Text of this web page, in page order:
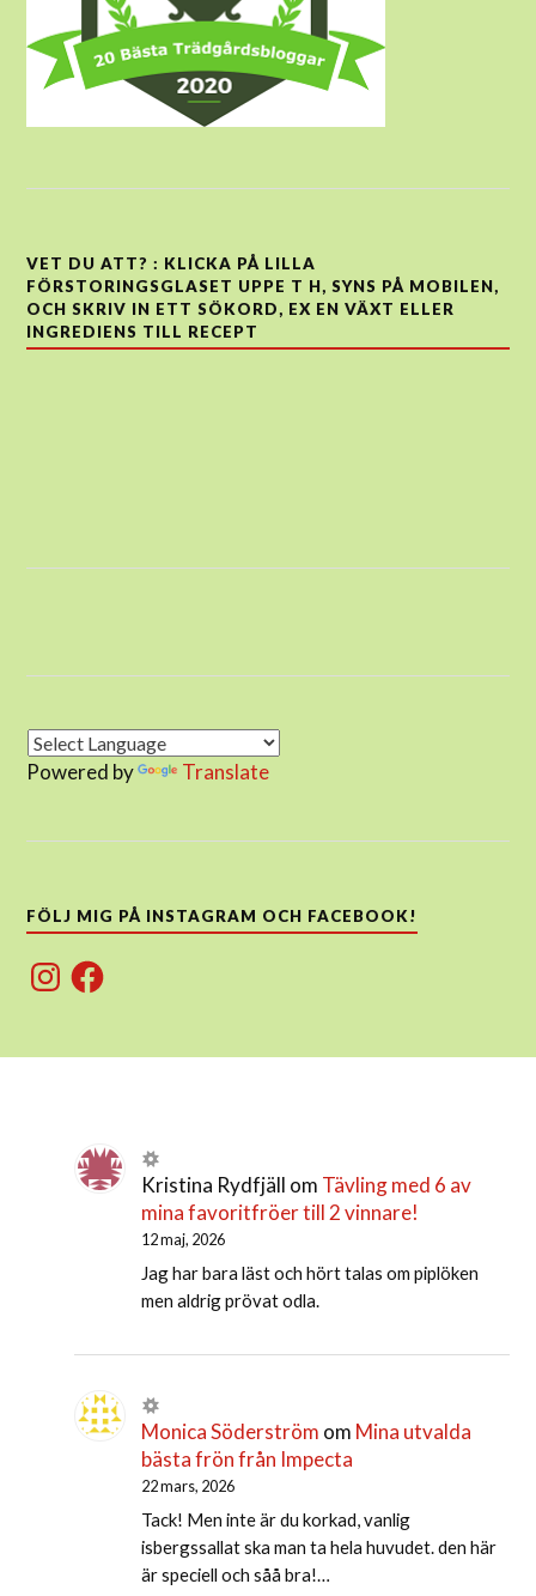
VET DU ATT? : KLICKA PÅ LILLA
FÖRSTORINGSGLASET UPPE T H, SYNS PÅ MOBILEN,
OCH SKRIV IN ETT SÖKORD, EX EN VÄXT ELLER
INGREDIENS TILL RECEPT
Powered by Translate
FÖLJ MIG PÅ INSTAGRAM OCH FACEBOOK!
InstagramFacebook
Kristina Rydfjäll om Tävling med 6 av
mina favoritfröer till 2 vinnare!
12 maj, 2026
Jag har bara läst och hört talas om piplöken
men aldrig prövat odla.
Monica Söderström om Mina utvalda
bästa frön från Impecta
22 mars, 2026
Tack! Men inte är du korkad, vanlig
isbergssallat ska man ta hela huvudet. den här
är speciell och såå bra!…